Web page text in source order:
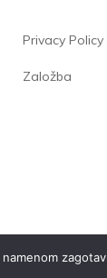
Privacy Policy
Založba